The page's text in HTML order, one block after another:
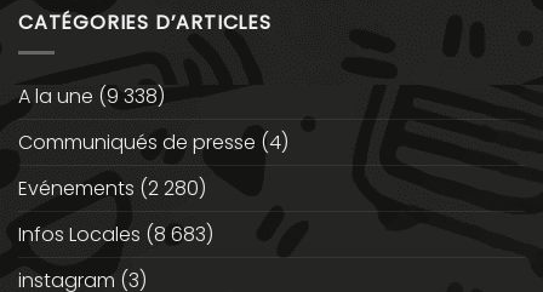
CATÉGORIES D’ARTICLES
A la une (9 338)
Communiqués de presse (4)
Evénements (2 280)
Infos Locales (8 683)
instagram (3)